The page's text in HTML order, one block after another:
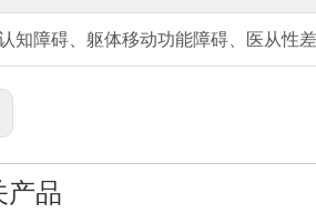
知障碍、 躯体移动功能障碍、医从性差
产品